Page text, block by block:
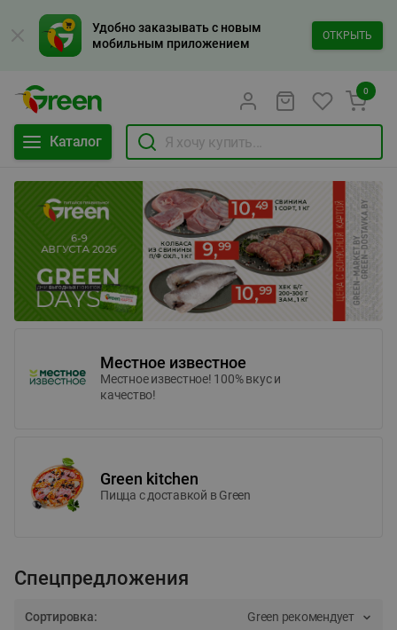
Удобно заказывать с новым
мобильным приложением
ОТКРЫТЬ
Каталог
0
Местное известное
Местное известное! 100% вкус и
качество!
Green kitchen
Пицца c доставкой в Green
Спецпредложения
Сортировка: Green рекомендует